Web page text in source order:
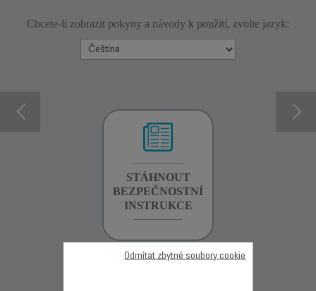
Chcete-li zobrazit pokyny a návody k použití, zvolte jazyk:
STÁHNOUT
BEZPEČNOSTNÍ
INSTRUKCE
Odmítat zbytné soubory cookie